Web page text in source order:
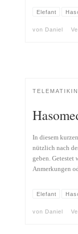
Elefant
von Daniel
In diesem
nützlich nach
geben.
Anmerkungen
Elefant
von Daniel